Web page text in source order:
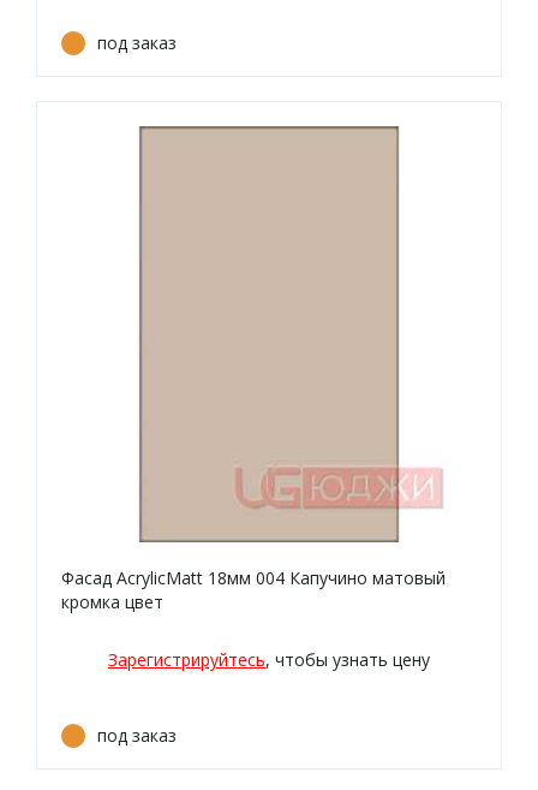
под заказ
Фасад AcrylicMatt 18мм 004 Капучино матовый
кромка цвет
Зарегистрируйтесь, чтобы узнать цену
под заказ